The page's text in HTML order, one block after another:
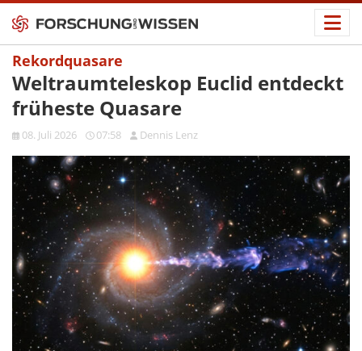
Rekordquasare
Weltraumteleskop Euclid entdeckt
früheste Quasare
08. Juli 2026 07:58 Dennis Lenz